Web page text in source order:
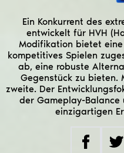
Ein Konkurrent des
entwickelt für HVH
Modifikation bietet eine
kompetitives Spielen
ab, eine robuste
Gegenstück zu bieten.
zweite. Der
der Gameplay-
einzigartigen